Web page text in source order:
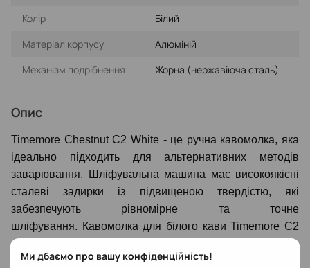
Ми дбаємо про вашу конфіденційність!
Колір
Білий
Матеріал корпусу
Алюміній
Механізм подрібнення
Жорна (нержавіюча сталь)
Опис
Timemore Chestnut C2 White - це ручна кавомолка, яка
ідеально підходить для альтернативних методів
заварювання. Шліфувальна машина має високоякісні
сталеві задирки із підвищеною твердістю, які
забезпечують рівномірне та точне
шліфування. Кавомолка для білого кави Timemore C2
має дуже зручне регулювання товщини помелу,
завдяки чому ми можемо легко та швидко налаштувати